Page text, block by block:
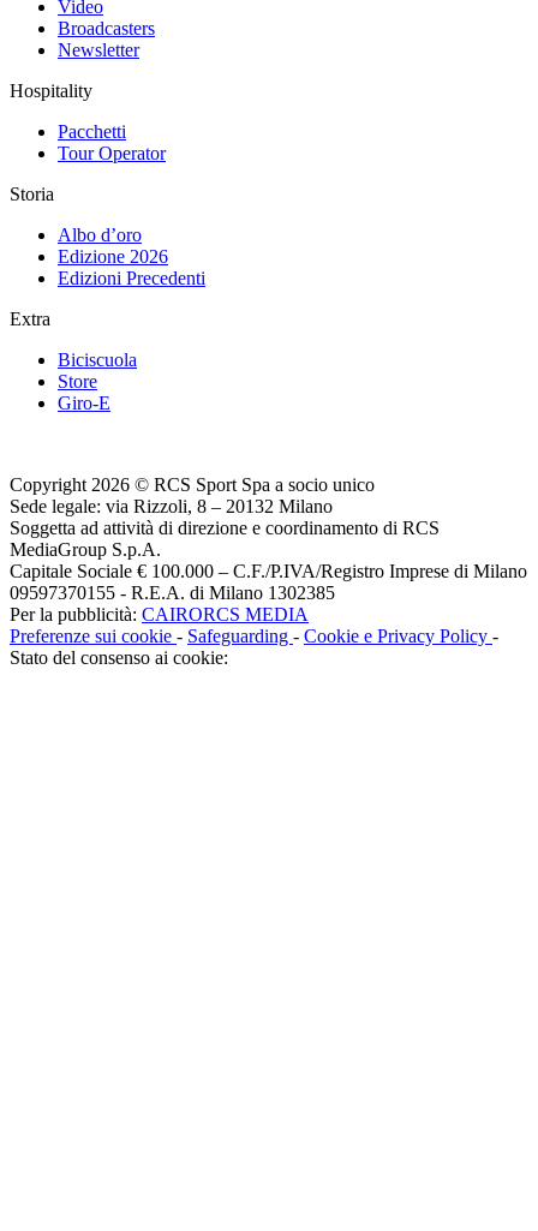
Video
Broadcasters
Newsletter
Hospitality
Pacchetti
Tour Operator
Storia
Albo d’oro
Edizione 2026
Edizioni Precedenti
Extra
Biciscuola
Store
Giro-E
Copyright 2026 © RCS Sport Spa a socio unico
Sede legale: via Rizzoli, 8 – 20132 Milano
Soggetta ad attività di direzione e coordinamento di RCS
MediaGroup S.p.A.
Capitale Sociale € 100.000 – C.F./P.IVA/Registro Imprese di Milano
09597370155 - R.E.A. di Milano 1302385
Per la pubblicità: CAIRORCS MEDIA
Preferenze sui cookie - Safeguarding - Cookie e Privacy Policy -
Stato del consenso ai cookie: